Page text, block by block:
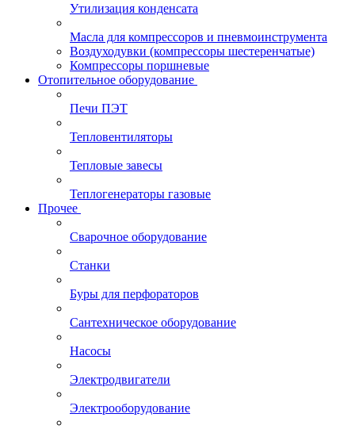
Утилизация конденсата
Масла для компрессоров и пневмоинструмента
Воздуходувки (компрессоры шестеренчатые)
Компрессоры поршневые
Отопительное оборудование
Печи ПЭТ
Тепловентиляторы
Тепловые завесы
Теплогенераторы газовые
Прочее
Сварочное оборудование
Станки
Буры для перфораторов
Сантехническое оборудование
Насосы
Электродвигатели
Электрооборудование